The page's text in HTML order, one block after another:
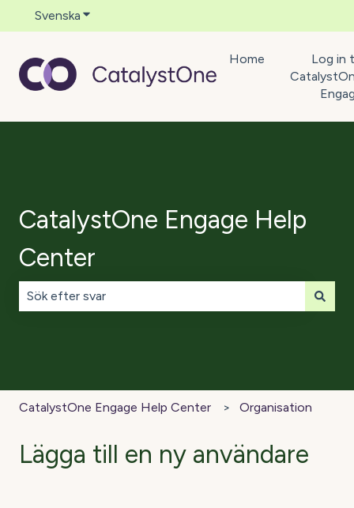
Svenska Visa undermenyer för översättningar
Home
Log in
CatalystOne Engage Help
Center
CatalystOne Engage Help Center Organisation
Lägga till en ny användare